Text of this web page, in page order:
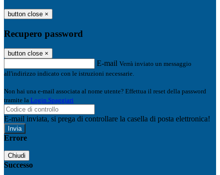
button close ×
Recupero password
button close ×
E-mail Verrà inviato un messaggio
all'indirizzo indicato con le istruzioni necessarie.
Non hai una e-mail associata al nome utente? Effettua il reset della password
tramite la Login Spaggiari
E-mail inviata, si prega di controllare la casella di posta elettronica!
Errore
Chiudi
Successo